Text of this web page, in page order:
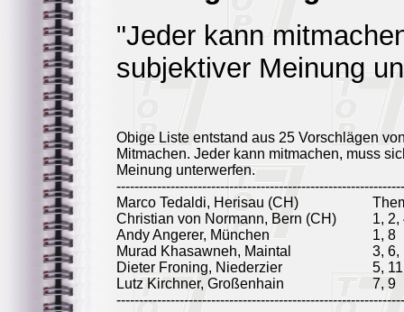
"Jeder kann
subjektiver Meinung
Obige Liste entstand aus 25 Vorschlägen
Mitmachen. Jeder kann mitmachen, muss
Meinung unterwerfen.
Marco Tedaldi, Herisau (CH)
Christian von Normann, Bern (CH)
1, 2,
Andy Angerer, München
1, 8
Murad Khasawneh, Maintal
3, 6,
Dieter Froning, Niederzier
5, 11
Lutz Kirchner, Großenhain
7, 9